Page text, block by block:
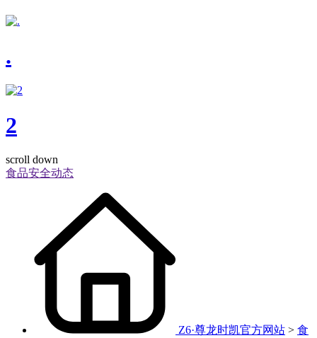
.
2
scroll down
食品安全动态
Z6·尊龙时凯官方网站 > 食